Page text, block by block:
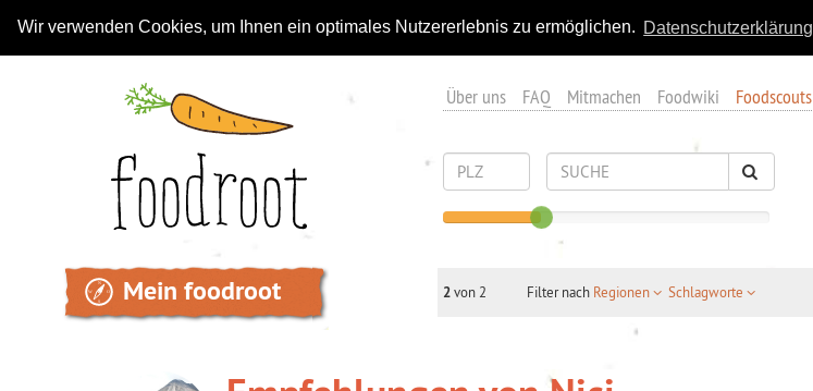
Wir verwenden Cookies, um Ihnen ein optimales Nutzererlebnis zu ermöglichen. Datenschutzerklärung
Über uns FAQ Mitmachen Foodwiki Foodscouts
Mein foodroot 2von 2 Filter nach Regionen Schlagworte